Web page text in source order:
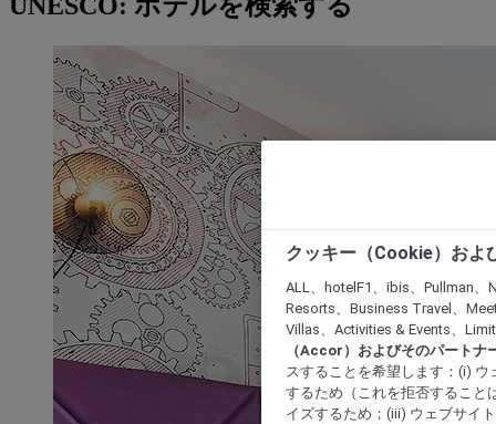
クッキー（Cookie）およ
ALL、hotelF1、ibis、Pullman
Resorts、Business Travel、
Villas、Activities & Events、
（Accor）およびそのパートナ
スすることを希望します：(i)
するため（これを拒否すること
イズするため；(iii) ウェブサイ